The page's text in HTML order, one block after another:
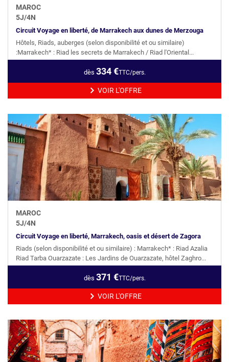
MAROC
5J/4N
Circuit Voyage en liberté, de Marrakech aux dunes de Merzouga
Hôtels, Riads, auberges (selon disponibilité et ou similaire)
:Marrakech* : Riad les secrets de Marrakech / Riad l'Oriental...
dès 334€TTC/pers.
VOIR L'OFFRE
MAROC
5J/4N
Circuit Voyage en liberté, Marrakech, oasis et désert de Zagora
Riads (selon disponibilité et ou similaire) : Marrakech* : Riad Azalia
Riad Tarba Ouarzazate : Les Jardins de Ouarzazate, hôtel Zaghro...
dès 371 €TTC/pers.
VOIR L'OFFRE